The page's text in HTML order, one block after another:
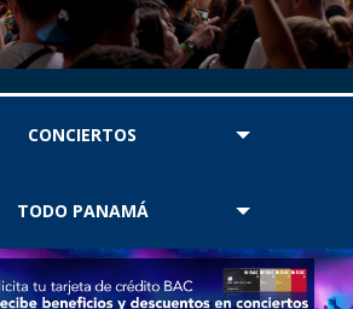
CONCIERTOS
TODO PANAMÁ